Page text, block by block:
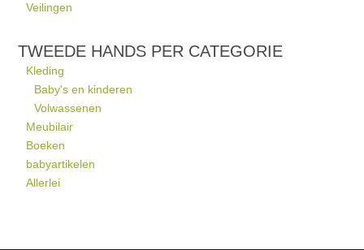
Veilingen
TWEEDE HANDS PER CATEGORIE
Kleding
Baby's en kinderen
Volwassenen
Meubilair
Boeken
babyartikelen
Allerlei